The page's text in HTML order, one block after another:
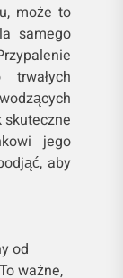
może to
samego
skuteczne
jego
aby
od
ważne,